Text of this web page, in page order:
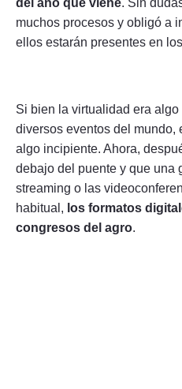
del año que viene. Sin
muchos procesos y obligó a
ellos estarán presentes en los
Si bien la virtualidad era
diversos eventos del mundo,
algo incipiente. Ahora,
debajo del puente y que una
streaming o las
habitual, los formatos
congresos del agro.